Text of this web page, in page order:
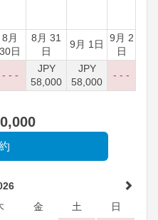
8月
30日
8月 31
日
9月 1日
9月 2
日
- - -
JPY
58,000
JPY
58,000
- - -
金 土
日